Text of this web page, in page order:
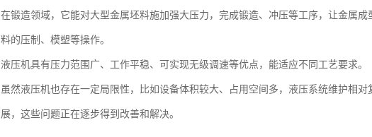
在锻造领域，它能对大型金属坯料施加强大压力，完成锻造、冲压等工序，让金属
料的压制、模塑等操作。
液压机具有压力范围广、工作平稳、可实现无级调速等优点，能适应不同工艺要求。
虽然液压机也存在一定局限性，比如设备体积较大、占用空间多，液压系统维护相
展，这些问题正在逐步得到改善和解决。